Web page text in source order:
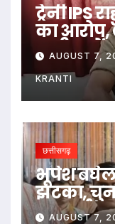
ट्रेनी IPS
का आरोप,
सभी पक्षों
AUGUST 7,
KRANTI
छत्तीसगढ़
भूपेश बघेल
झटका,
सुनवाई
AUGUST 7,